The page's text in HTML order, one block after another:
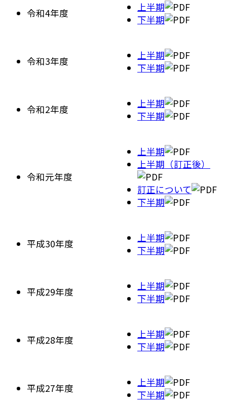
令和4年度
上半期
下半期
令和3年度
上半期
下半期
令和2年度
上半期
下半期
令和元年度
上半期
上半期（訂正後）
訂正について
下半期
平成30年度
上半期
下半期
平成29年度
上半期
下半期
平成28年度
上半期
下半期
平成27年度
上半期
下半期